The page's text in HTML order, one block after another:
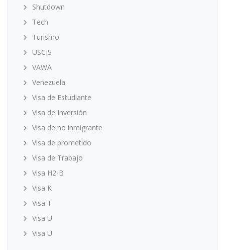
Shutdown
Tech
Turismo
USCIS
VAWA
Venezuela
Visa de Estudiante
Visa de Inversión
Visa de no inmigrante
Visa de prometido
Visa de Trabajo
Visa H2-B
Visa K
Visa T
Visa U
Visa U